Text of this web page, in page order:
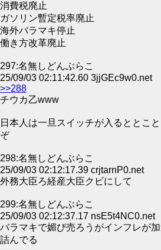
消費税廃止
ガソリン暫定税率廃止
海外バラマキ停止
働き方改革廃止
297:名無しどんぶらこ
25/09/03 02:11:42.60 3jjGEc9w0.net
>>288
チウカ乙www
日本人は一旦スイッチが入るととこ
ぞ
298:名無しどんぶらこ
25/09/03 02:12:17.39 crjtarnP0.net
外務大臣ろ経産大臣クビにして
299:名無しどんぶらこ
25/09/03 02:12:37.17 nsE5t4NC0.net
バラマキで媚び売ろうがインフレが
詰んでる